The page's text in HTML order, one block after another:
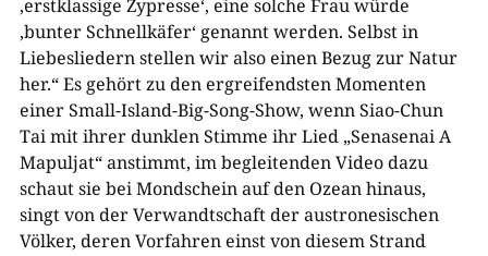
‚erstklassige Zypresse‘, eine solche Frau würde
‚bunter Schnellkäfer‘ genannt werden. Selbst in
Liebesliedern stellen wir also einen Bezug zur Natur
her.“ Es gehört zu den ergreifendsten Momenten
einer Small-Island-Big-Song-Show, wenn Siao-Chun
Tai mit ihrer dunklen Stimme ihr Lied „Senasenai A
Mapuljat“ anstimmt, im begleitenden Video dazu
schaut sie bei Mondschein auf den Ozean hinaus,
singt von der Verwandtschaft der austronesischen
Völker, deren Vorfahren einst von diesem Strand